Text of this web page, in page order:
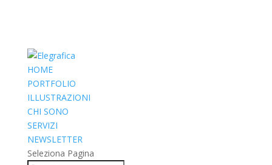
HOME
PORTFOLIO
ILLUSTRAZIONI
CHI SONO
SERVIZI
NEWSLETTER
Seleziona Pagina